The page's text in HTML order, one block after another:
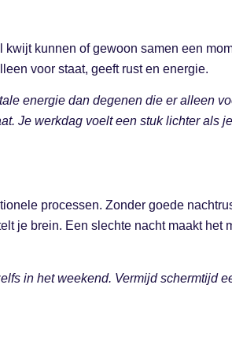
kunnen of gewoon samen een
voor staat, geeft rust en energie.
energie dan degenen die er alleen
Je werkdag voelt een stuk lichter als
processen. Zonder goede
je brein. Een slechte nacht maakt het
in het weekend. Vermijd schermtijd